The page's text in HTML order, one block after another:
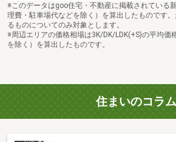
※このデータはgoo住宅・不動産に掲載されている
理費・駐車場代などを除く）を算出したものです
るものについてのみ対象とします。
※周辺エリアの価格相場は3K/DK/LDK(+S)の平均価
を除く）を算出したものです。
住まいのコラム